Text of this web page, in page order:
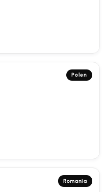
Polen
Romania